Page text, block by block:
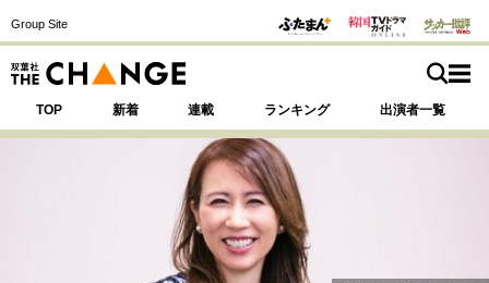
Group Site
TOP 新着 連載 ランキング 出演者一覧
注目の記事テーマで探す